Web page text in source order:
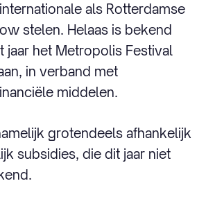
als Rotterdamse
stelen. Helaas is bekend
jaar het Metropolis Festival
in verband met
middelen.
grotendeels afhankelijk
subsidies, die dit jaar niet